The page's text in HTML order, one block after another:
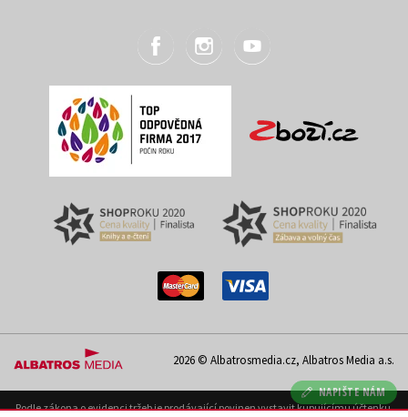
NAPIŠTE NÁM
2026 © Albatrosmedia.cz, Albatros Media a.s.
Podle zákona o evidenci tržeb je prodávající povinen vystavit kupujícímu účtenku.